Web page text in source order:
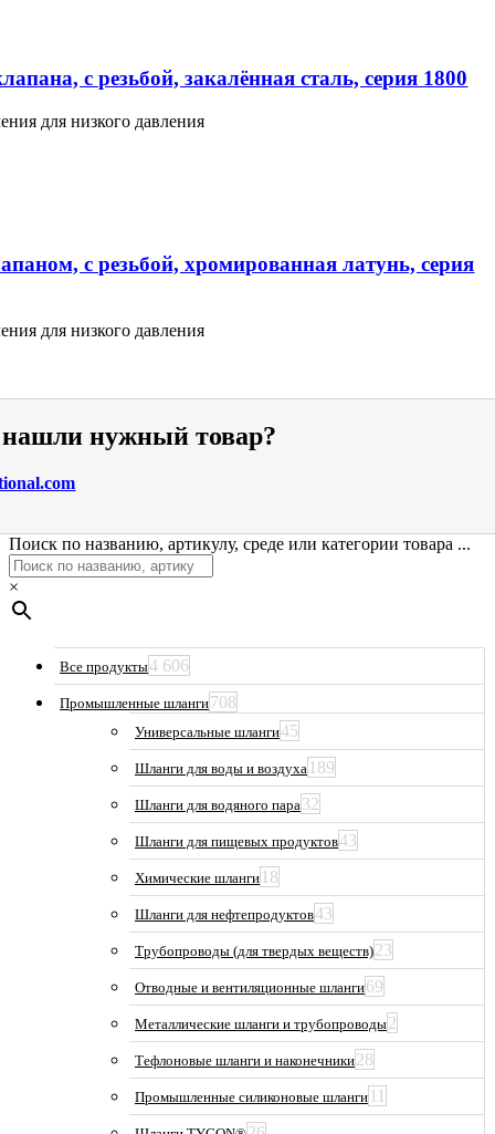
с резьбой, закалённая сталь, серия 1800
для низкого давления
с резьбой, хромированная латунь, серия
для низкого давления
нужный товар?
Поиск по названию, артикулу, среде или категории товара ...
×
Все продукты4 606
Промышленные шланги708
Универсальные шланги45
Шланги для воды и воздуха 189
Шланги для водяного пара32
Шланги для пищевых продуктов43
Химические шланги 18
Шланги для нефтепродуктов43
Трубопроводы (для твердых веществ)23
Отводные и вентиляционные шланги69
Металлические шланги и трубопроводы2
Тефлоновые шланги и наконечники28
Промышленные силиконовые шланги 11